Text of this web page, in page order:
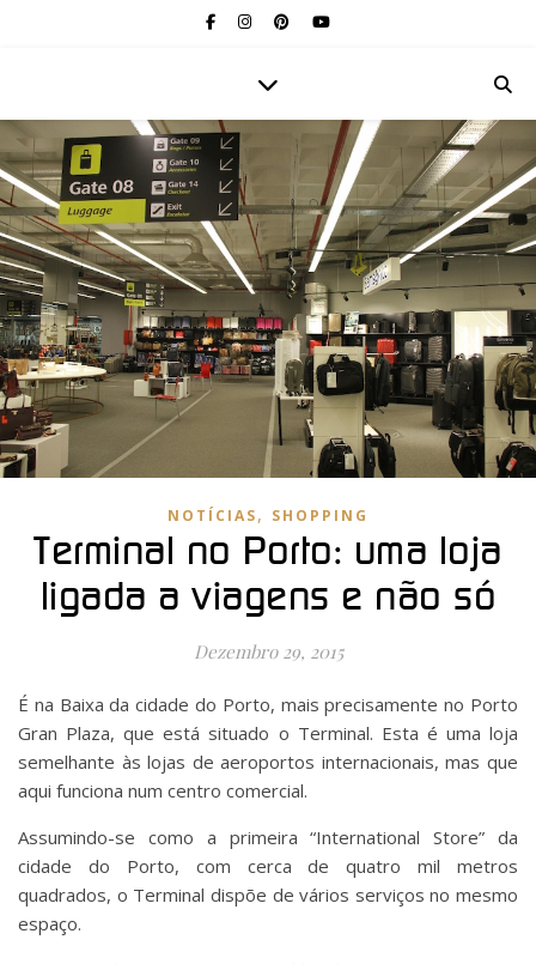
NOTÍCIAS, SHOPPING
Terminal no Porto: uma loja
ligada a viagens e não só
Dezembro 29, 2015
É na Baixa da cidade do Porto, mais precisamente no Porto
Gran Plaza, que está situado o Terminal. Esta é uma loja
semelhante às lojas de aeroportos internacionais, mas que
aqui funciona num centro comercial.
Assumindo-se como a primeira “International Store” da
cidade do Porto, com cerca de quatro mil metros
quadrados, o Terminal dispõe de vários serviços no mesmo
espaço.